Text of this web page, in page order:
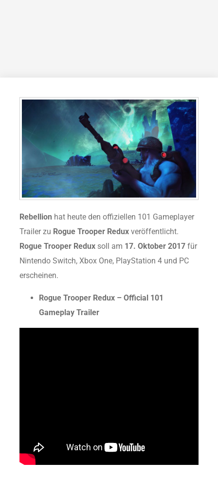
Rebellion hat heute den offiziellen 101 Gameplayer
Trailer zu Rogue Trooper Redux veröffentlicht.
Rogue Trooper Redux soll am 17. Oktober 2017 für
Nintendo Switch, Xbox One, PlayStation 4 und PC
erscheinen.
Rogue Trooper Redux – Official 101
Gameplay Trailer